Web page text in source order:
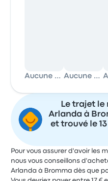
Aucune donnée Aucune donnée
Le trajet
Arlanda à
et trouvé le
Pour vous assurer d'avoir les
nous vous conseillons
Arlanda à Bromma dès que